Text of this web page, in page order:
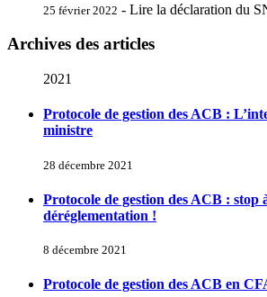
25 février 2022 - Lire la déclaration du
Archives des articles
2021
Protocole de gestion des ACB :
ministre
28 décembre 2021
Protocole de gestion des ACB : stop
déréglementation !
8 décembre 2021
Protocole de gestion des ACB en